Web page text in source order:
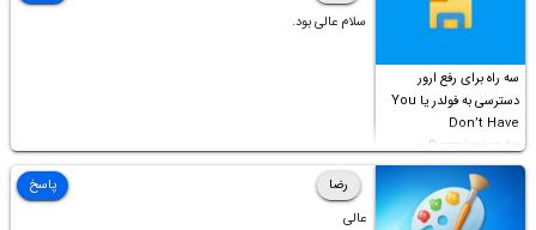
سه راه برای رفع ارور
دسترسی به فولدر یا You
Don’t Have
Permission to
Access this folder
سلام عالی بود.
رضا
عالی
پاسخ